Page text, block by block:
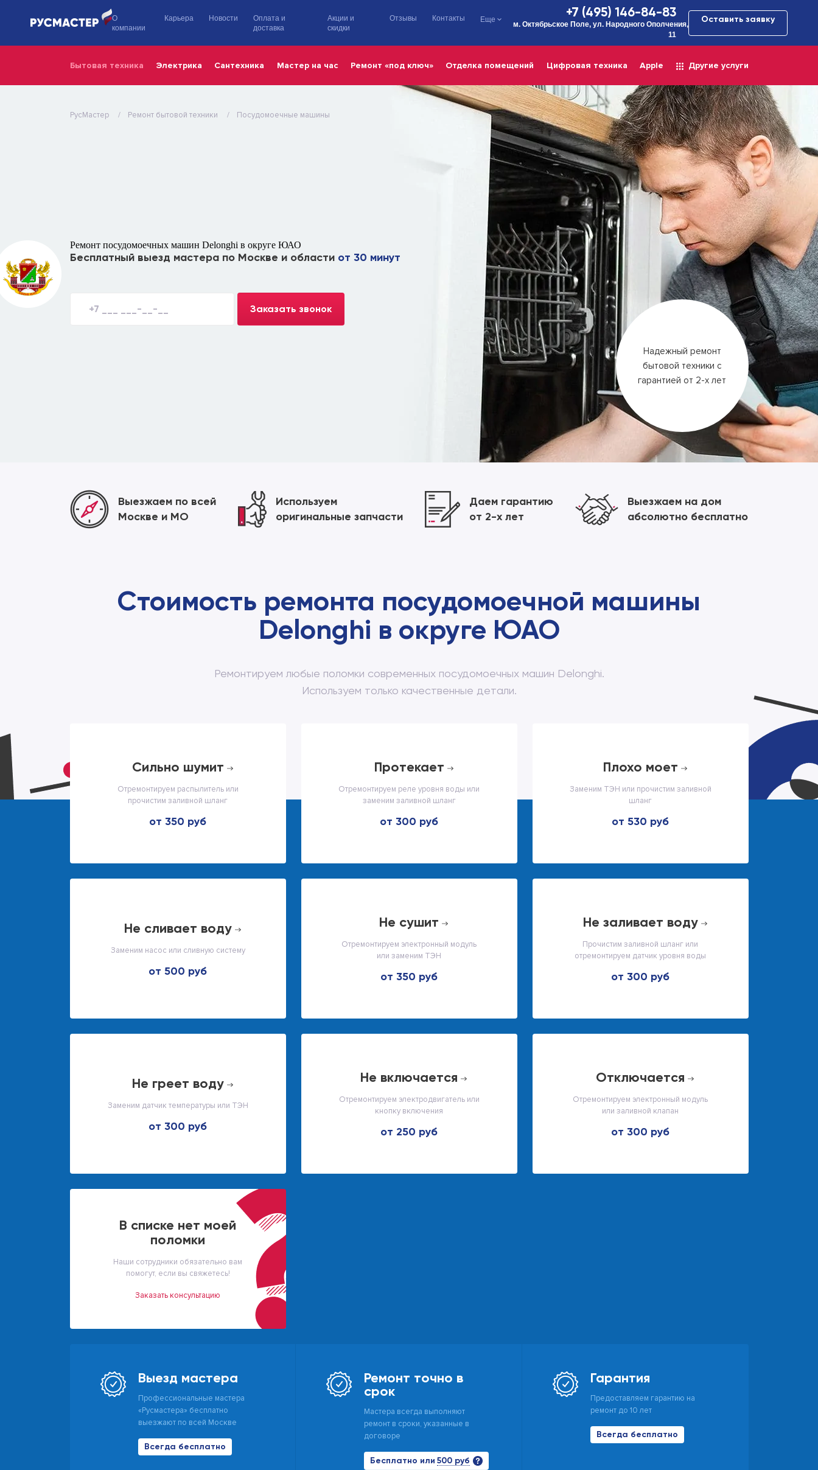
О
компании
Карьера Новости
Оплата и
доставка
Акции и
скидки
Отзывы Контакты Еще +7 (495) 146-84-83
м. Октябрьское Поле, ул. Народного Ополчения,
11
Оставить заявку
Бытовая техника Электрика Сантехника Мастер на час Ремонт «под ключ» Отделка помещений Цифровая техника Apple Другие услуги
РусМастер Ремонт бытовой техники Посудомоечные машины
Ремонт посудомоечных машин Delonghi в округе ЮАО
Бесплатный выезд мастера по Москве и области от 30 минут
Заказать звонок
Надежный ремонт
бытовой техники с
гарантией от 2-х лет
Выезжаем по всей
Москве и МО
Используем
оригинальные запчасти
Даем гарантию
от 2-х лет
Выезжаем на дом
абсолютно бесплатно
Стоимость ремонта посудомоечной машины
Delonghi в округе ЮАО
Ремонтируем любые поломки современных посудомоечных машин Delonghi.
Используем только качественные детали.
cильно шумит
Отремонтируем распылитель или
прочистим заливной шланг
от 350 руб
протекает
Отремонтируем реле уровня воды или
заменим заливной шланг
от 300 руб
плохо моет
Заменим ТЭН или прочистим заливной
шланг
от 530 руб
не сливает воду
Заменим насос или сливную систему
от 500 руб
не сушит
Отремонтируем электронный модуль
или заменим ТЭН
от 350 руб
не заливает воду
Прочистим заливной шланг или
отремонтируем датчик уровня воды
от 300 руб
не греет воду
Заменим датчик температуры или ТЭН
от 300 руб
не включается
Отремонтируем электродвигатель или
кнопку включения
от 250 руб
отключается
Отремонтируем электронный модуль
или заливной клапан
от 300 руб
В списке нет моей
поломки
Наши сотрудники обязательно вам
помогут, если вы свяжетесь!
Заказать консультацию
Выезд мастера
Профессиональные мастера
«Русмастера» бесплатно
выезжают по всей Москве
Всегда бесплатно
Ремонт точно в
срок
Мастера всегда выполняют
ремонт в сроки, указанные в
договоре
Бесплатно или 500 руб
Гарантия
Предоставляем гарантию на
ремонт до 10 лет
Всегда бесплатно